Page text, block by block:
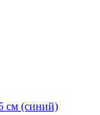
см (синий)